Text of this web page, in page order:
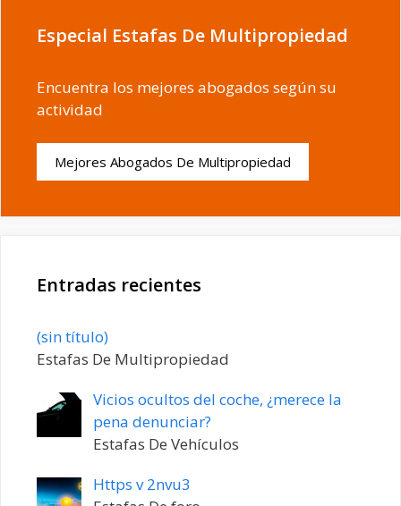
Especial Estafas De Multipropiedad
Encuentra los mejores abogados según su
actividad
Mejores Abogados De Multipropiedad
Entradas recientes
(sin título)Entrada
20198
Estafas De Multipropiedad
Vicios ocultos del coche, ¿merece la
pena denunciar?
Estafas De Vehículos
Https v 2nvu3